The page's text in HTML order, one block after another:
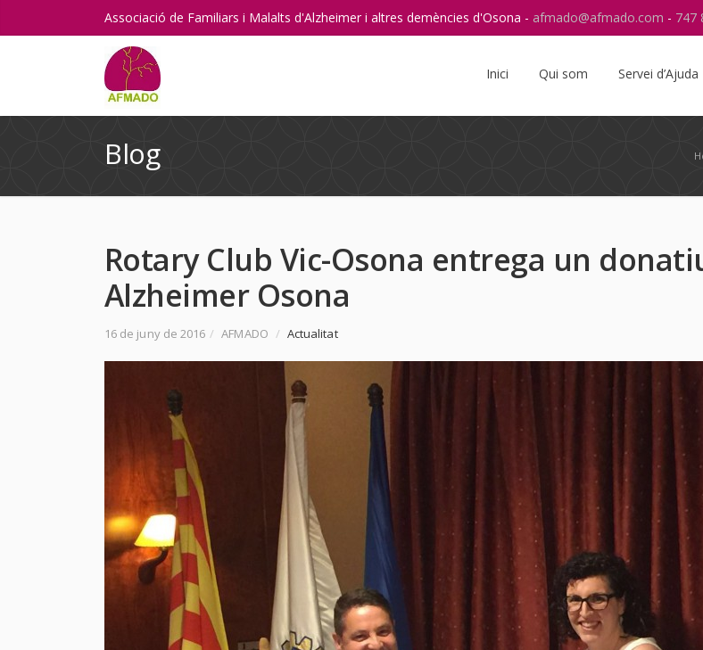
Associació de Familiars i Malalts d'Alzheimer i altres demències d'Osona - afmado@afmado.com - 747
Instagram
RSS
Inici Qui som Servei
Blog
Rotary Club Vic-Osona entrega un
Alzheimer Osona
16 de juny de 2016 / AFMADO / Actualitat